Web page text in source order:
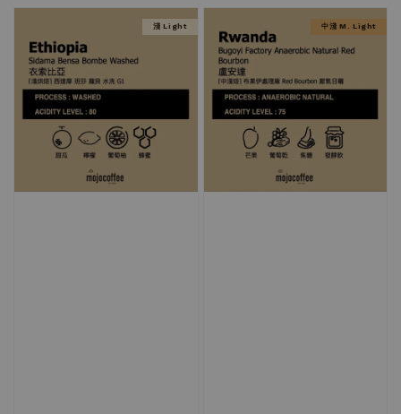
淺 Light 中淺 M. Light